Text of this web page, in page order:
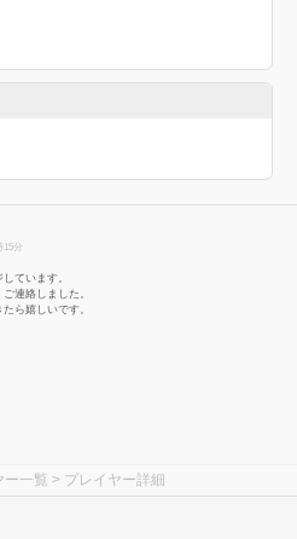
15分
ています。
連絡しました。
ら嬉しいです。
ー一覧 > プレイヤー詳細